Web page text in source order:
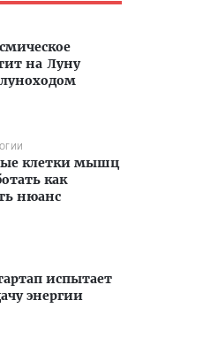
на Луну
клетки мышц
как
нюанс
испытает
энергии